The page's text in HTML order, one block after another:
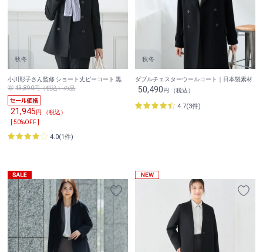
小川彰子さん監修 ショート丈ピーコート 黒
43,890円（税込）の品
21,945円 （税込）
[ 50%OFF ]
4.0(1件)
ダブルチェスターウールコート｜日本製素材
50,490円 （税込）
4.7(3件)